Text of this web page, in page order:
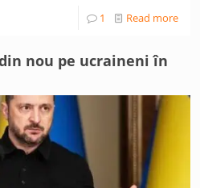
1 Read more
nou pe ucraineni în